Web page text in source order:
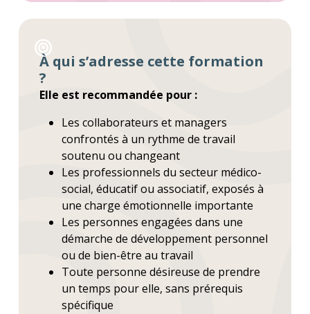
À qui s’adresse cette formation
?
Elle est recommandée pour :
Les collaborateurs et managers
confrontés à un rythme de travail
soutenu ou changeant
Les professionnels du secteur médico-
social, éducatif ou associatif, exposés à
une charge émotionnelle importante
Les personnes engagées dans une
démarche de développement personnel
ou de bien-être au travail
Toute personne désireuse de prendre
un temps pour elle, sans prérequis
spécifique